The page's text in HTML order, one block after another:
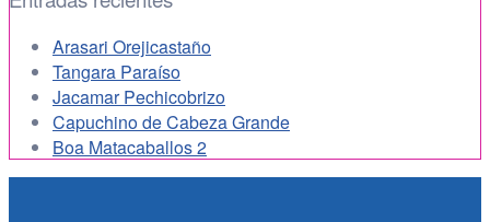
Arasari Orejicastaño
Tangara Paraíso
Jacamar Pechicobrizo
Capuchino de Cabeza Grande
Boa Matacaballos 2